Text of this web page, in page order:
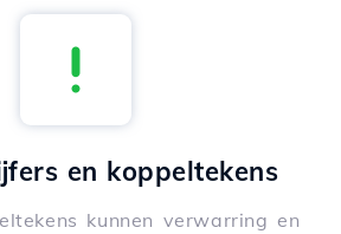
en koppeltekens
kunnen verwarring en